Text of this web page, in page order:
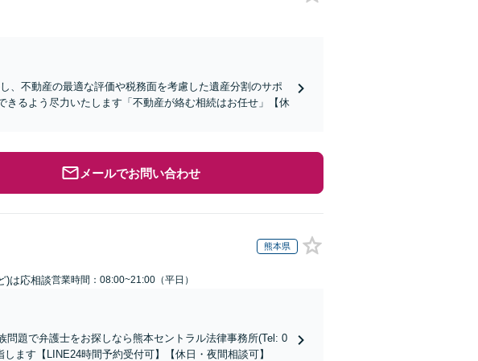
、不動産の最適な評価や税務面を考慮した遺産分割のサポ
るよう尽力いたします「不動産が絡む相続はお任せ」【休
メールでお問い合わせ
熊本県
)は応相談営業時間：08:00~21:00（平日）
問題で弁護士をお探しなら熊本セントラル法律事務所(Tel: 0
ます【LINE24時間予約受付可】【休日・夜間相談可】